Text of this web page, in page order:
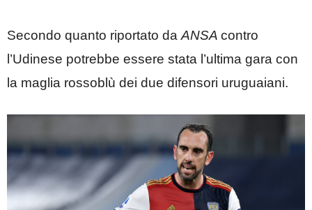
Secondo quanto riportato da ANSA contro
l’Udinese potrebbe essere stata l’ultima gara con
la maglia rossoblù dei due difensori uruguaiani.